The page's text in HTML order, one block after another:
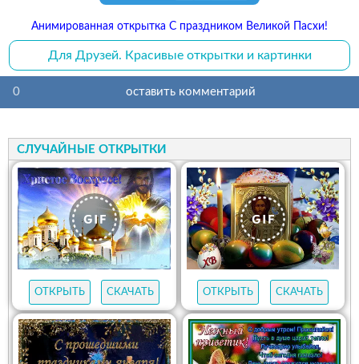
Анимированная открытка С праздником Великой Пасхи!
Для Друзей. Красивые открытки и картинки
0 оставить комментарий
СЛУЧАЙНЫЕ ОТКРЫТКИ
ОТКРЫТЬ СКАЧАТЬ ОТКРЫТЬ СКАЧАТЬ